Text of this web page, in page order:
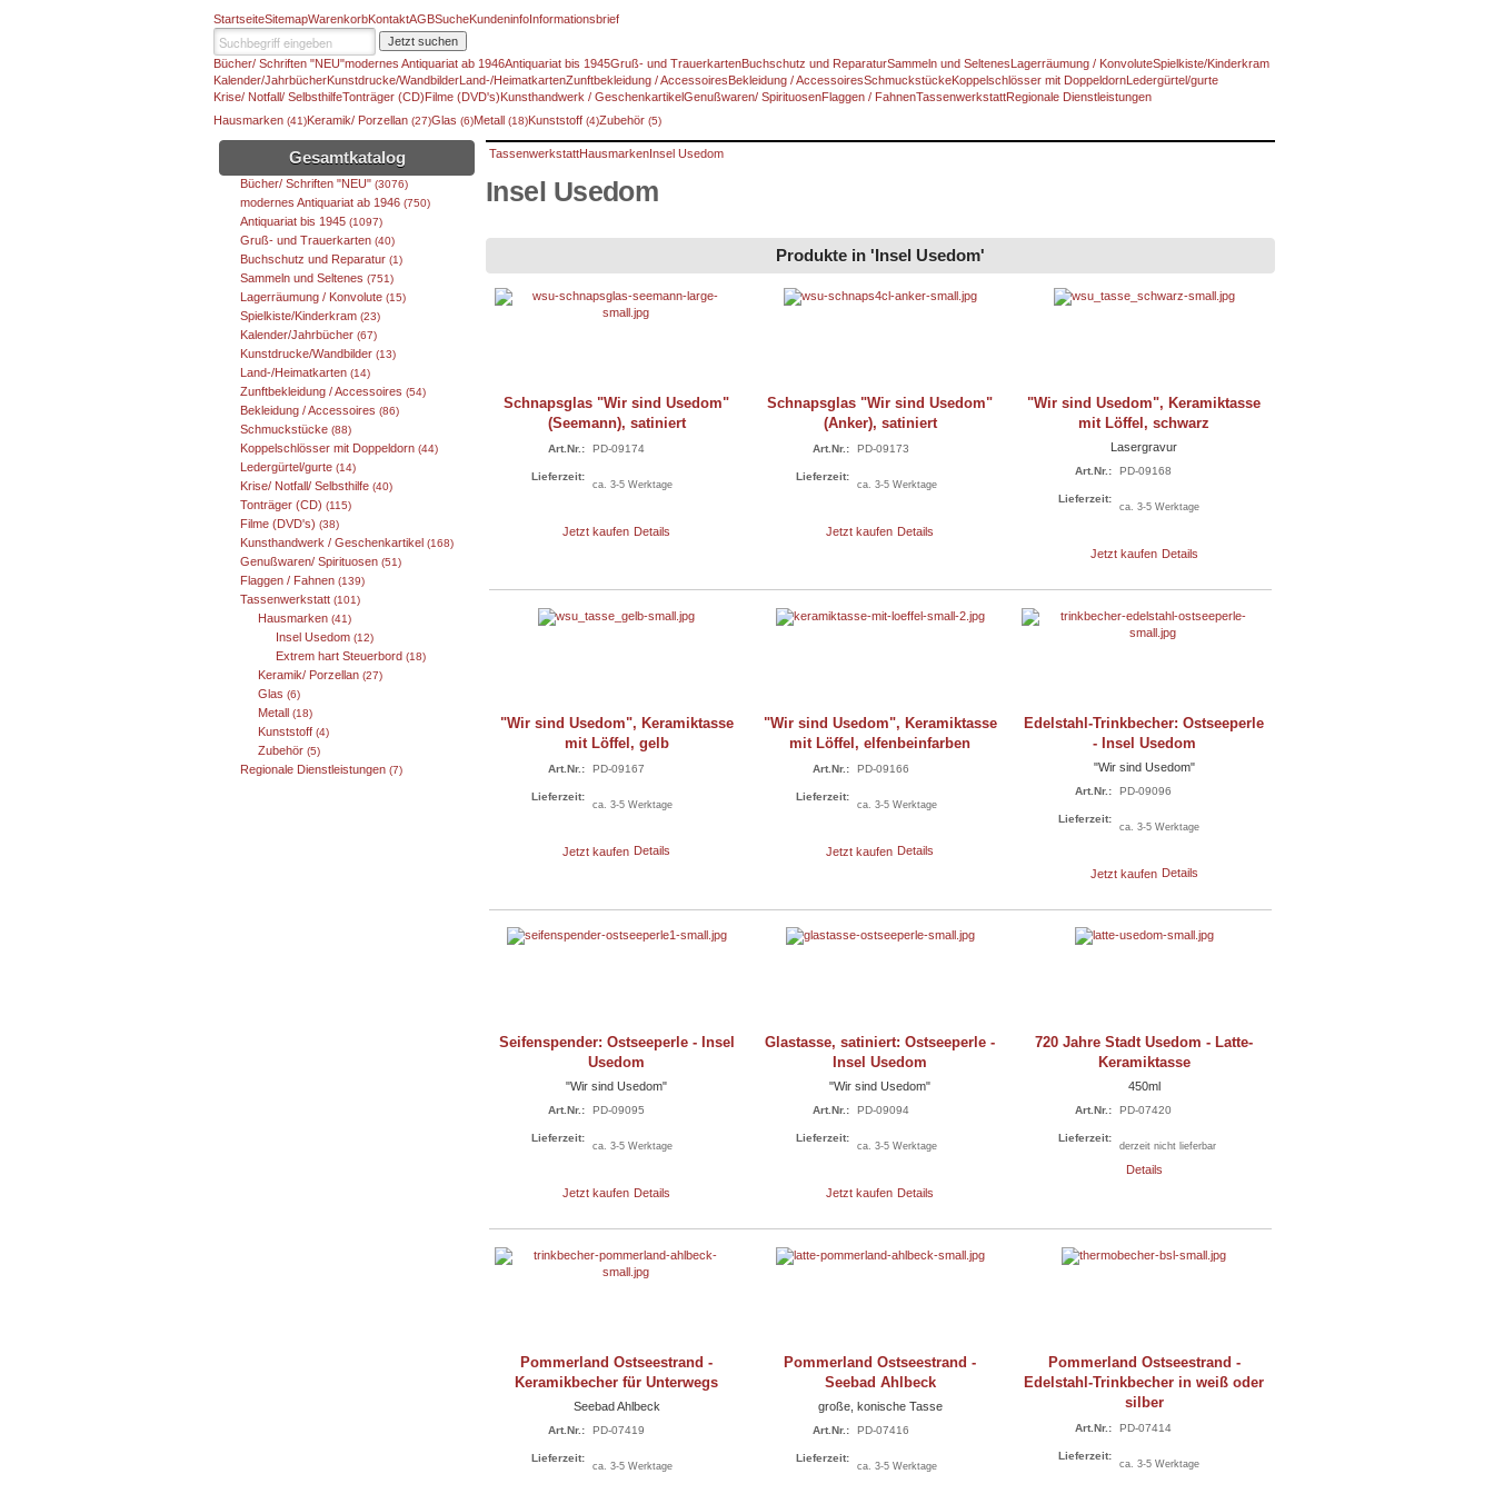
StartseiteSitemapWarenkorbKontaktAGBSucheKundeninfoInformationsbrief
Jetzt suchen
Bücher/ Schriften "NEU"modernes Antiquariat ab 1946Antiquariat bis 1945Gruß- und TrauerkartenBuchschutz und ReparaturSammeln und Seltenes Lagerräumung / KonvoluteSpielkiste/Kinderkram
Kalender/JahrbücherKunstdrucke/Wandbilder Land-/HeimatkartenZunftbekleidung / Accessoires Bekleidung / AccessoiresSchmuckstückeKoppelschlösser mit Doppeldorn Ledergürtel/gurte
Krise/ Notfall/ SelbsthilfeTonträger (CD) Filme (DVD's) Kunsthandwerk / GeschenkartikelGenußwaren/ SpirituosenFlaggen / FahnenTassenwerkstattRegionale Dienstleistungen
Hausmarken (41)Keramik/ Porzellan (27)Glas (6)Metall (18)Kunststoff (4)Zubehör (5)
Gesamtkatalog
Bücher/ Schriften "NEU" (3076)
modernes Antiquariat ab 1946 (750)
Antiquariat bis 1945 (1097)
Gruß- und Trauerkarten (40)
Buchschutz und Reparatur (1)
Sammeln und Seltenes (751)
Lagerräumung / Konvolute (15)
Spielkiste/Kinderkram (23)
Kalender/Jahrbücher (67)
Kunstdrucke/Wandbilder (13)
Land-/Heimatkarten (14)
Zunftbekleidung / Accessoires (54)
Bekleidung / Accessoires (86)
Schmuckstücke (88)
Koppelschlösser mit Doppeldorn (44)
Ledergürtel/gurte (14)
Krise/ Notfall/ Selbsthilfe (40)
Tonträger (CD) (115)
Filme (DVD's) (38)
Kunsthandwerk / Geschenkartikel (168)
Genußwaren/ Spirituosen (51)
Flaggen / Fahnen (139)
Tassenwerkstatt (101)
Hausmarken (41)
Insel Usedom (12)
Extrem hart Steuerbord (18)
Keramik/ Porzellan (27)
Glas (6)
Metall (18)
Kunststoff (4)
Zubehör (5)
Regionale Dienstleistungen (7)
TassenwerkstattHausmarken Insel Usedom
Insel Usedom
Produkte in 'Insel Usedom'
Schnapsglas "Wir sind Usedom"
(Seemann), satiniert
Art.Nr.: PD-09174
Lieferzeit:
ca. 3-5 Werktage
Jetzt kaufen Details
Schnapsglas "Wir sind Usedom"
(Anker), satiniert
Art.Nr.: PD-09173
Lieferzeit:
ca. 3-5 Werktage
Jetzt kaufen Details
"Wir sind Usedom", Keramiktasse
mit Löffel, schwarz
Lasergravur
Art.Nr.: PD-09168
Lieferzeit:
ca. 3-5 Werktage
Jetzt kaufen Details
"Wir sind Usedom", Keramiktasse
mit Löffel, gelb
Art.Nr.: PD-09167
Lieferzeit:
ca. 3-5 Werktage
Jetzt kaufen Details
"Wir sind Usedom", Keramiktasse
mit Löffel, elfenbeinfarben
Art.Nr.: PD-09166
Lieferzeit:
ca. 3-5 Werktage
Jetzt kaufen Details
Edelstahl-Trinkbecher: Ostseeperle
- Insel Usedom
"Wir sind Usedom"
Art.Nr.: PD-09096
Lieferzeit:
ca. 3-5 Werktage
Jetzt kaufen Details
Seifenspender: Ostseeperle - Insel
Usedom
"Wir sind Usedom"
Art.Nr.: PD-09095
Lieferzeit:
ca. 3-5 Werktage
Jetzt kaufen Details
Glastasse, satiniert: Ostseeperle -
Insel Usedom
"Wir sind Usedom"
Art.Nr.: PD-09094
Lieferzeit:
ca. 3-5 Werktage
Jetzt kaufen Details
720 Jahre Stadt Usedom - Latte-
Keramiktasse
450ml
Art.Nr.: PD-07420
Lieferzeit:
derzeit nicht lieferbar
Details
Pommerland Ostseestrand -
Keramikbecher für Unterwegs
Seebad Ahlbeck
Art.Nr.: PD-07419
Lieferzeit:
ca. 3-5 Werktage
Pommerland Ostseestrand -
Seebad Ahlbeck
große, konische Tasse
Art.Nr.: PD-07416
Lieferzeit:
ca. 3-5 Werktage
Pommerland Ostseestrand -
Edelstahl-Trinkbecher in weiß oder
silber
Art.Nr.: PD-07414
Lieferzeit:
ca. 3-5 Werktage